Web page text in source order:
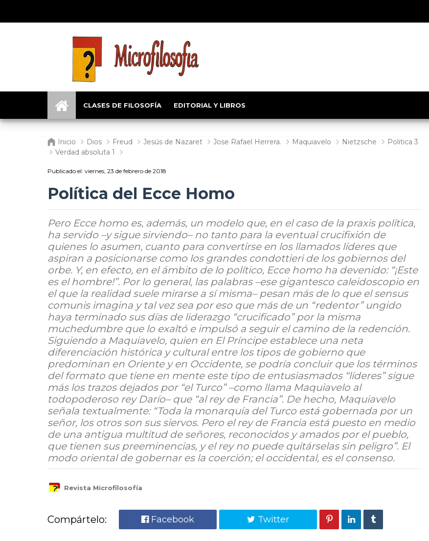
CLASES DE FILOSOFÍA EDITORIAL Y LIBROS
Inicio Dios Freud Jesús de Nazaret Jose Rafael Herrera. Maquiavelo Nietzsche
Politica 3
Verdad absoluta 1
Publicado el: viernes, 23 de febrero de 2018
Política del Ecce Homo
Pero Ecce homo es, además, un modelo que, en el caso de la praxis política,
ha servido –y sigue sirviendo– no tanto para la eventual crucifixión de
quienes lo asumen, cuanto para convertirse en los llamados líderes que
aspiran a posicionarse como los grandes condottieri de los gobiernos del
orbe. Y, en efecto, en el ámbito de lo político, Ecce homo ha devenido: “¡Este
es el hombre!”. Por lo general, las palabras –ese gigantesco caleidoscopio en
el que la realidad suele mirarse a sí misma– pesan más de lo que el sensus
comunis imagina y tal vez sea por eso que más de un “redentor” ungido
haya terminado sus días de liderazgo “crucificado” por la misma
muchedumbre que lo exaltó e impulsó a seguir el camino de la redención.
Siguiendo a Maquiavelo, quien en El Príncipe establece una neta
diferenciación histórica y cultural entre los tipos de gobierno que
predominan en Oriente y en Occidente, se podría concluir que los términos
del formato que tiene en mente este tipo de entusiasmados “líderes” sigue
más los trazos dejados por “el Turco” –como llama Maquiavelo al
todopoderoso rey Darío– que “al rey de Francia”. De hecho, Maquiavelo
señala textualmente: “Toda la monarquía del Turco está gobernada por un
señor, los otros son sus siervos. Pero el rey de Francia está puesto en medio
de una antigua multitud de señores, reconocidos y amados por el pueblo,
que tienen sus preeminencias, y el rey no puede quitárselas sin peligro”. El
modo oriental de gobernar es la coerción; el occidental, es el consenso.
Revista Microfilosofía
Compártelo: Facebook Twitter